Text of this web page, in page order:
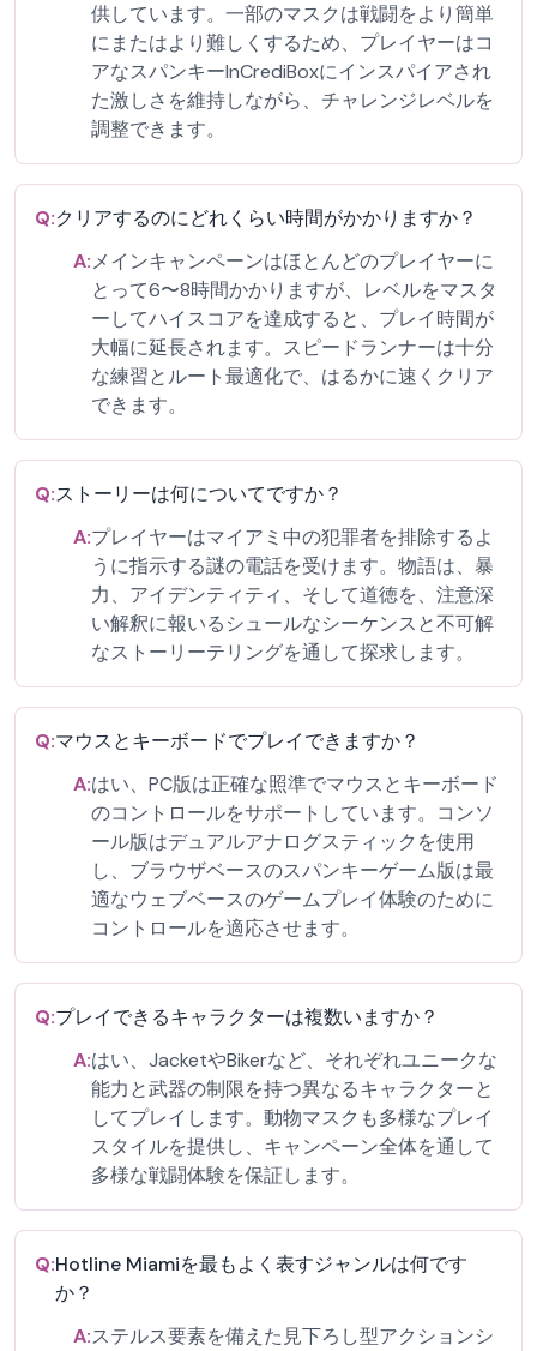
供しています。一部のマスクは戦闘をより簡単
にまたはより難しくするため、プレイヤーはコ
アなスパンキーInCrediBoxにインスパイアされ
た激しさを維持しながら、チャレンジレベルを
調整できます。
Q:クリアするのにどれくらい時間がかかりますか？
A:メインキャンペーンはほとんどのプレイヤーに
とって6〜8時間かかりますが、レベルをマスタ
ーしてハイスコアを達成すると、プレイ時間が
大幅に延長されます。スピードランナーは十分
な練習とルート最適化で、はるかに速くクリア
できます。
Q:ストーリーは何についてですか？
A:プレイヤーはマイアミ中の犯罪者を排除するよ
うに指示する謎の電話を受けます。物語は、暴
力、アイデンティティ、そして道徳を、注意深
い解釈に報いるシュールなシーケンスと不可解
なストーリーテリングを通して探求します。
Q:マウスとキーボードでプレイできますか？
A:はい、PC版は正確な照準でマウスとキーボード
のコントロールをサポートしています。コンソ
ール版はデュアルアナログスティックを使用
し、ブラウザベースのスパンキーゲーム版は最
適なウェブベースのゲームプレイ体験のために
コントロールを適応させます。
Q:プレイできるキャラクターは複数いますか？
A:はい、JacketやBikerなど、それぞれユニークな
能力と武器の制限を持つ異なるキャラクターと
してプレイします。動物マスクも多様なプレイ
スタイルを提供し、キャンペーン全体を通して
多様な戦闘体験を保証します。
Q:Hotline Miamiを最もよく表すジャンルは何です
か？
A:ステルス要素を備えた見下ろし型アクションシ